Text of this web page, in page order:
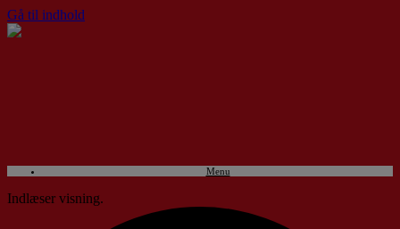
Gå til indhold
Menu
Indlæser visning.